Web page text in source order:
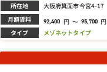
所在地 大阪府箕面市今宮4-17
月額賃料 92,400 円 ～ 95,700 円
タイプ メゾネットタイプ